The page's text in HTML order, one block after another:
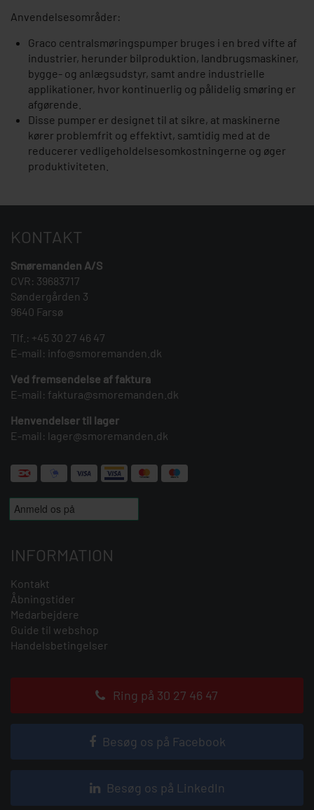
Anvendelsesområder:
Graco centralsmøringspumper bruges i en bred vifte af
industrier, herunder bilproduktion, landbrugsmaskiner,
bygge- og anlægsudstyr, samt andre industrielle
applikationer, hvor kontinuerlig og pålidelig smøring er
afgørende.
Disse pumper er designet til at sikre, at maskinerne
kører problemfrit og effektivt, samtidig med at de
reducerer vedligeholdelsesomkostningerne og øger
produktiviteten.
KONTAKT
Smøremanden A/S
CVR: 39683717
Søndergården 3
9640 Farsø
Tlf.: +45 30 27 46 47
E-mail: info@smoremanden.dk
Ved fremsendelse af faktura
E-mail: faktura@smoremanden.dk
Henvendelser til lager
E-mail: lager@smoremanden.dk
INFORMATION
Kontakt
Åbningstider
Medarbejdere
Guide til webshop
Handelsbetingelser
Ring på 30 27 46 47
Besøg os på Facebook
Besøg os på LinkedIn